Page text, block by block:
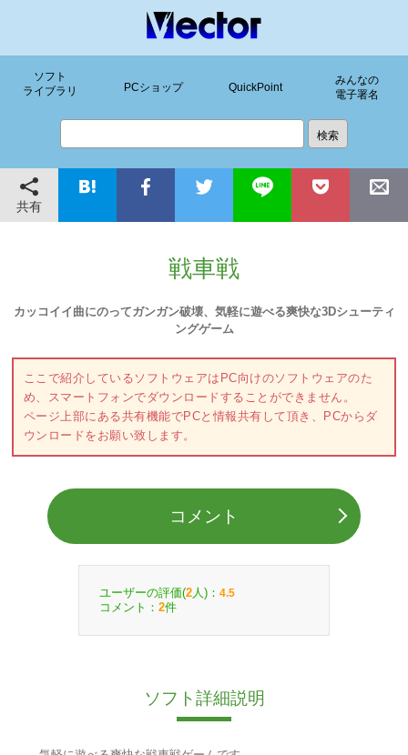
ソフト
ライブラリ
PCショップ QuickPoint
みんなの
電子署名
共有
戦車戦
カッコイイ曲にのってガンガン破壊、気軽に遊べる爽快な3Dシューティ
ングゲーム
ここで紹介しているソフトウェアはPC向けのソフトウェアのた
め、スマートフォンでダウンロードすることができません。
ページ上部にある共有機能でPCと情報共有して頂き、PCからダ
ウンロードをお願い致します。
コメント
ユーザーの評価(2 人)： 4.5
コメント： 2件
ソフト詳細説明